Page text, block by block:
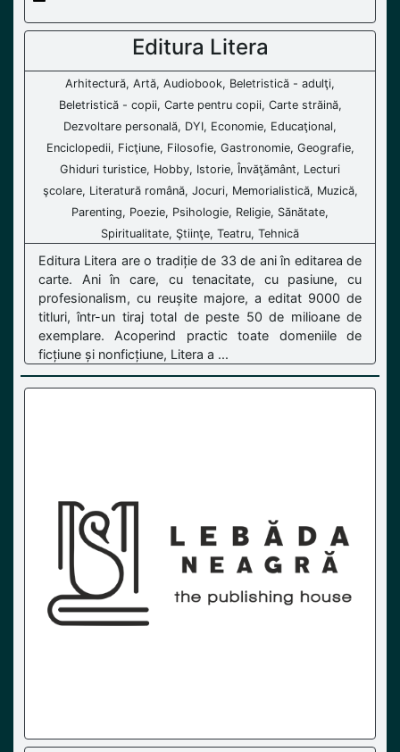
Editura Litera
Arhitectură, Artă, Audiobook, Beletristică - adulţi,
Beletristică - copii, Carte pentru copii, Carte străină,
Dezvoltare personală, DYI, Economie, Educaţional,
Enciclopedii, Ficţiune, Filosofie, Gastronomie, Geografie,
Ghiduri turistice, Hobby, Istorie, Învăţământ, Lecturi
şcolare, Literatură română, Jocuri, Memorialistică, Muzică,
Parenting, Poezie, Psihologie, Religie, Sănătate,
Spiritualitate, Ştiinţe, Teatru, Tehnică
Editura Litera are o tradiție de 33 de ani în editarea de
carte. Ani în care, cu tenacitate, cu pasiune, cu
profesionalism, cu reușite majore, a editat 9000 de
titluri, într-un tiraj total de peste 50 de milioane de
exemplare. Acoperind practic toate domeniile de
ficțiune și nonficțiune, Litera a ...